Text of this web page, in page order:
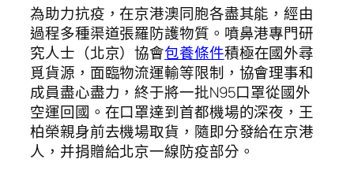
為助力抗疫，在京港澳同胞各盡其能，經由
過程多種渠道張羅防護物質。噴鼻港專門研
究人士（北京）協會包養條件積極在國外尋
覓貨源，面臨物流運輸等限制，協會理事和
成員盡心盡力，終于將一批N95口罩從國外
空運回國。在口罩達到首都機場的深夜，王
柏榮親身前去機場取貨，隨即分發給在京港
人，并捐贈給北京一線防疫部分。